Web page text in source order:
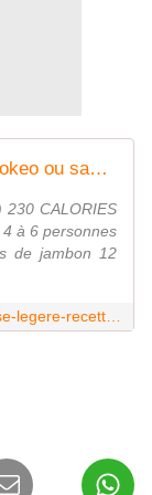
Salade piémontaise légère recette cookeo ou sans |
230 CALORIES
à 6 personnes
de jambon 12